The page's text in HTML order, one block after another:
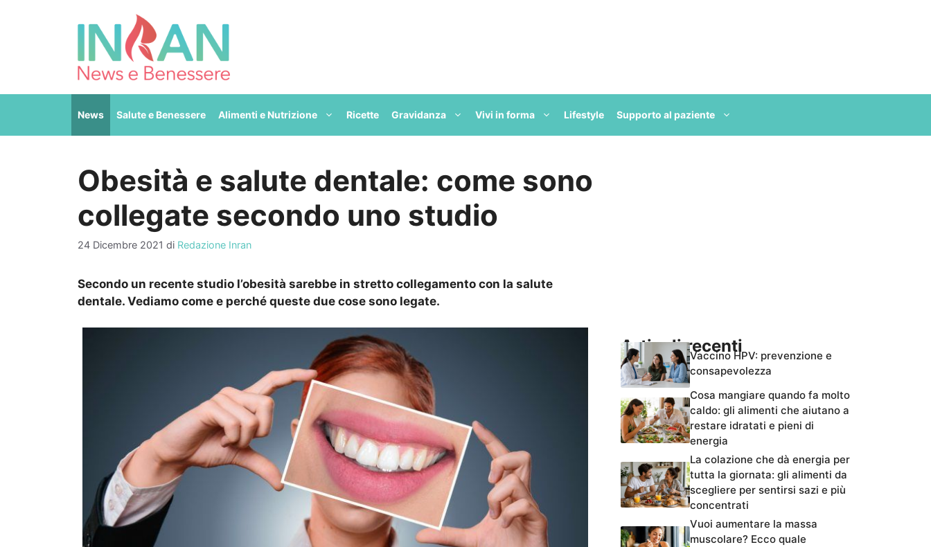
News Salute e Benessere Alimenti e Nutrizione Ricette Gravidanza Vivi in forma Lifestyle Supporto al paziente
Obesità e salute dentale: come sono
collegate secondo uno studio
24 Dicembre 2021 di Redazione Inran
Secondo un recente studio l’obesità sarebbe in stretto collegamento con la salute
dentale. Vediamo come e perché queste due cose sono legate.
Articoli recentiVaccino HPV: prevenzione e
consapevolezza
Cosa mangiare quando fa molto
caldo: gli alimenti che aiutano a
restare idratati e pieni di
energia
La colazione che dà energia per
tutta la giornata: gli alimenti da
scegliere per sentirsi sazi e più
concentrati
Vuoi aumentare la massa
muscolare? Ecco quale